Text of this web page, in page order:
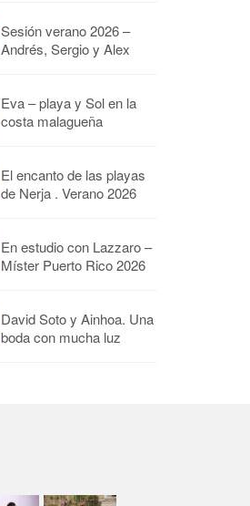
Sesión verano 2026 –
Andrés, Sergio y Alex
Eva – playa y Sol en la
costa malagueña
El encanto de las playas
de Nerja . Verano 2026
En estudio con Lazzaro –
Míster Puerto Rico 2026
David Soto y Ainhoa. Una
boda con mucha luz